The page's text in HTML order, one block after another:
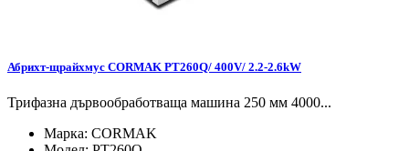
Абрихт-щрайхмус CORMAK PT260Q/ 400V/ 2.2-2.6kW
Трифазна дървообработваща машина 250 мм 4000...
Марка: CORMAK